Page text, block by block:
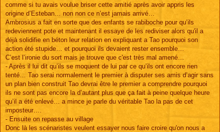
comme si tu avais voulue briser cette amitié après avoir appris les
origine d’Esteban… non non ce n’est jamais arrivé…
Ambrosius a fait en sorte que des enfants se rabiboche pour qu’ils
redeviennent pote et maintenant il essaye de les rediviser alors qu'il a
déjà solidifie en béton leur relation en expliquant a Tao pourquoi son
action été stupide… et pourquoi ils devaient rester ensemble…
C’est l’ironie du sort mais je trouve que c'est très mal amené…
- Après il lui dit qu’ils se moquent de lui par ce qu’ils ont encore rien
tenté… Tao serai normalement le premier à disputer ses amis d’agir sans
un plan bien construit Tao devrai être le premier a comprendre pourquoi
ils ne sont pas encore la d’autant plus que ça fait à peine quelque heure
qu’il a été enlevé… a mince je parle du véritable Tao la pas de cet
imposteur….
- Ensuite on repasse au village
Donc là les scénaristes veulent essayer nous faire croire qu'on nous a